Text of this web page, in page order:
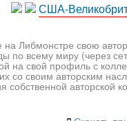
США-
на Либмонстре свою
по всему миру (через
на свой профиль с
со своим авторским
собственной авторской